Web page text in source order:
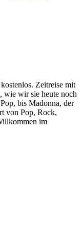
Zeitreise mit
wie wir sie heute noch
bis Madonna, der
von Pop, Rock,
im